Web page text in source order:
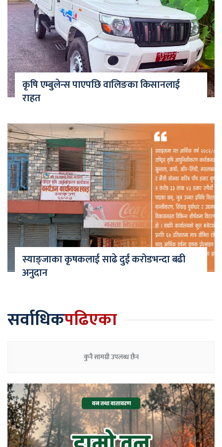
कृषि एम्बुलेन्स पाएपछि वालिङका किसानलाई
राहत
स्याङ्जाका कृषकलाई साढे दुई करोडभन्दा बढी
अनुदान
सर्वाधिकपढिएका
कुनै सामग्री उपलब्ध छैन